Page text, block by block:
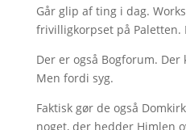
Går glip af ting i dag.
frivilligkorpset på
Der er også Bogforum.
Men fordi syg.
Faktisk gør de også
noget, der hedder Himlen